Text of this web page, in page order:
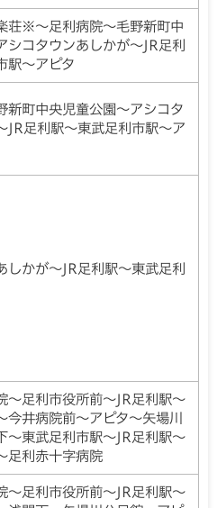
荘※～足利病院～毛野新町中
シコタウンあしかが～JR足利
駅～アピタ
新町中央児童公園～アシコタ
JR足利駅～東武足利市駅～ア
しかが～JR足利駅～東武足利
～足利市役所前～JR足利駅～
今井病院前～アピタ～矢場川
～東武足利市駅～JR足利駅～
足利赤十字病院
～足利市役所前～JR足利駅～